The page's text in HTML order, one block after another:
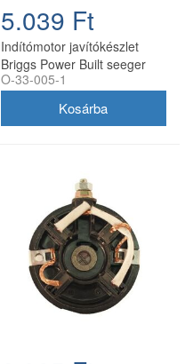
5.039 Ft
Indítómotor javítókészlet
Briggs Power Built seeger
rögzítéssel
O-33-005-1